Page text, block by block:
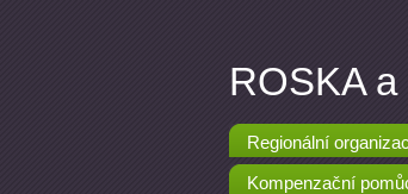
ROSKA
Regionální
Kompenzační